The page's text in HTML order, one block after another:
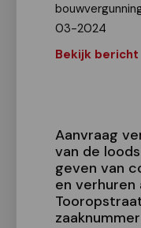
03-2024
Bekijk
Aanvraag
van de
geven van
en verhuren